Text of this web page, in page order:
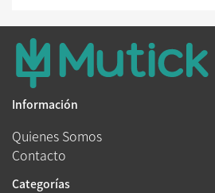
Información
Quienes Somos
Contacto
Categorías